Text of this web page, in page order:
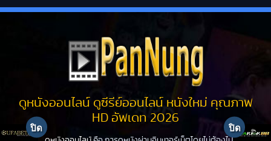
ดูหนังออนไลน์ ดูซีรีย์ออนไลน์ หนังใหม่ คุณภาพ
HD อัพเดท 2026